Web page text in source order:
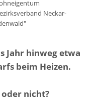
Neckar-
Jahr hinweg etwa
beim Heizen.
nicht?